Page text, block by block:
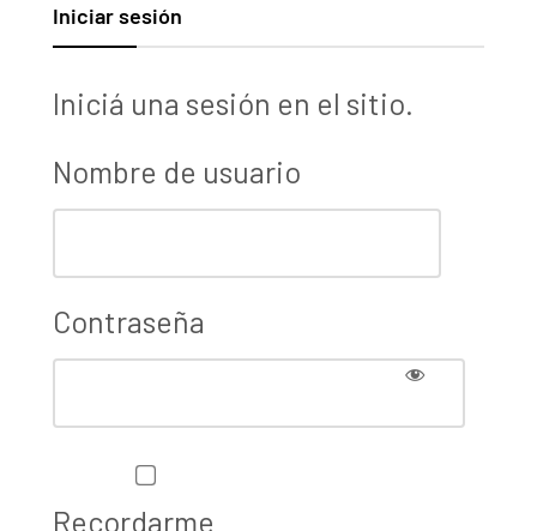
Iniciar sesión
Iniciá una sesión en el sitio.
Nombre de usuario
Contraseña
Recordarme